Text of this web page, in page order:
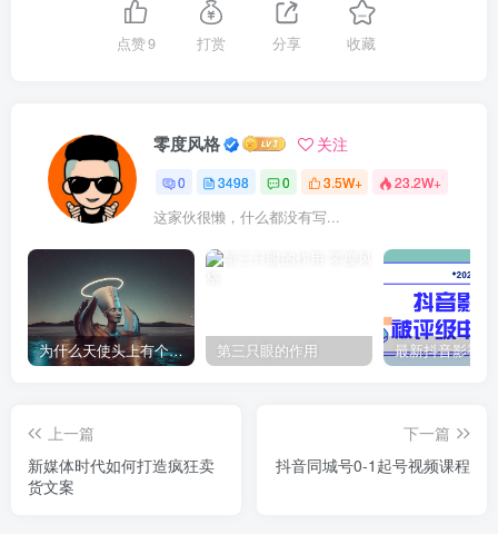
点赞9 打赏 分享 收藏
零度风格 关注
0 3498 0 3.5W+ 23.2W+
这家伙很懒，什么都没有写...
为什么天使头上有个圈？ 第三只眼的作用
上一篇
新媒体时代如何打造疯狂卖
货文案
下一篇
抖音同城号0-1起号视频课程